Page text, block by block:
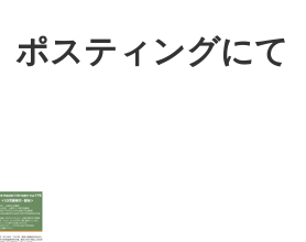
ポスティングにて